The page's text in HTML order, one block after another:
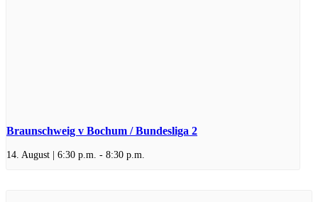
Braunschweig v Bochum / Bundesliga 2
14. August | 6:30 p.m. - 8:30 p.m.